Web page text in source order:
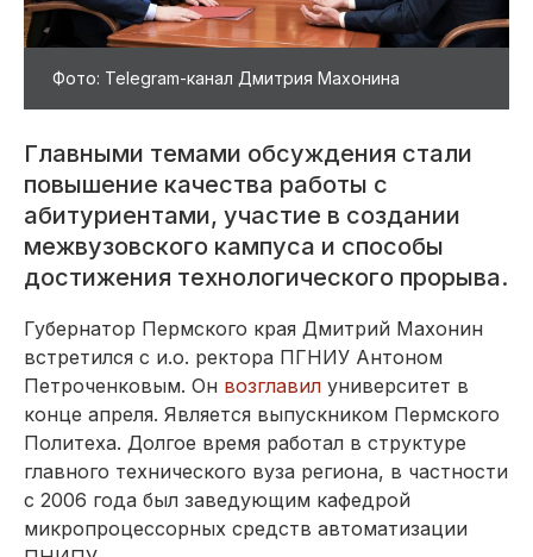
Фото: Telegram-канал Дмитрия Махонина
Главными темами обсуждения стали
повышение качества работы с
абитуриентами, участие в создании
межвузовского кампуса и способы
достижения технологического прорыва.
Губернатор Пермского края Дмитрий Махонин
встретился с и.о. ректора ПГНИУ Антоном
Петроченковым. Он возглавил университет в
конце апреля. Является выпускником Пермского
Политеха. Долгое время работал в структуре
главного технического вуза региона, в частности
с 2006 года был заведующим кафедрой
микропроцессорных средств автоматизации